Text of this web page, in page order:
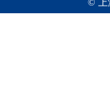
© 上